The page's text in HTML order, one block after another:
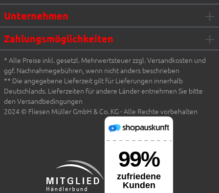
Unternehmen
Zahlungsmöglichkeiten
* Alle Preise inkl. gesetzl. Mehrwertsteuer zzgl. Versandkosten und
ggf. Nachnahmegebühren, wenn nicht anders beschrieben
** Die angegebene Lieferzeit gilt für Lieferungen innerhalb
Deutschlands. Lieferzeiten für andere Länder entnehmen Sie bitte
den Versandbedingungen
2024 © Fliesen Müller GmbH & Co. KG - Alle Rechte vorbehalten